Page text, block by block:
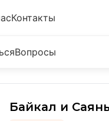
Контакты
Вопросы
Байкал и